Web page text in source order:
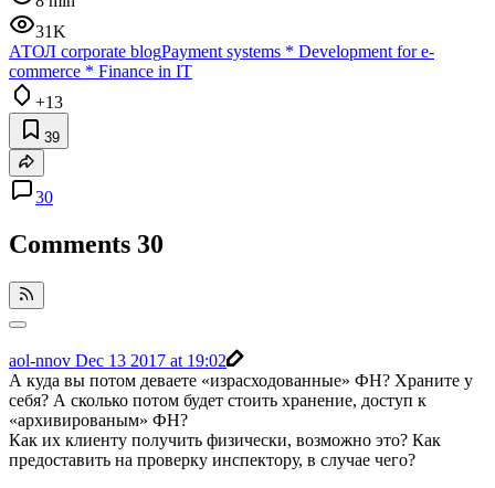
31K
АТОЛ corporate blogPayment systems * Development for e-
commerce * Finance in IT
+13
39
30
Comments 30
aol-nnov Dec 13 2017 at 19:02
А куда вы потом деваете «израсходованные» ФН? Храните у
себя? А сколько потом будет стоить хранение, доступ к
«архивированым» ФН?
Как их клиенту получить физически, возможно это? Как
предоставить на проверку инспектору, в случае чего?